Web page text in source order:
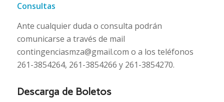
Consultas
Ante cualquier duda o consulta podrán
comunicarse a través de mail
contingenciasmza@gmail.com o a los teléfonos
261-3854264, 261-3854266 y 261-3854270.
Descarga de Boletos